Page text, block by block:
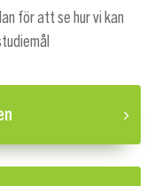
för att se hur vi kan